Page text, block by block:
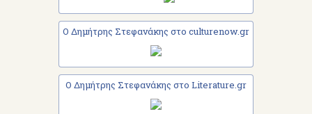
Ο Δημήτρης Στεφανάκης στο culturenow.gr
Ο Δημήτρης Στεφανάκης στο Literature.gr